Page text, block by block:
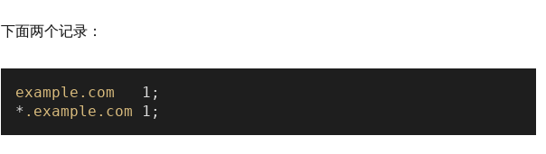
下面两个记录：
example .com
   1;
* .example .com